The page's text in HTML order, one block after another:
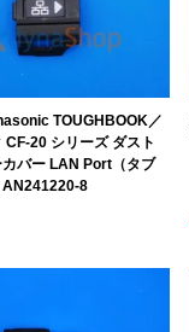
TOUGHBOOK／
CF-20 シリーズ ダスト
バー LAN Port（タブ
AN241220-8